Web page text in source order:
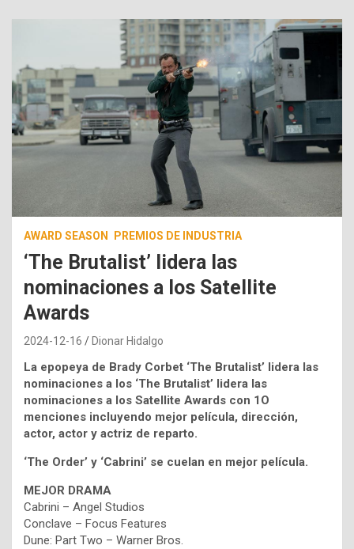
AWARD SEASON PREMIOS DE INDUSTRIA
‘The Brutalist’ lidera las
nominaciones a los Satellite
Awards
2024-12-16 Dionar Hidalgo
La epopeya de Brady Corbet ‘The Brutalist’ lidera las
nominaciones a los ‘The Brutalist’ lidera las
nominaciones a los Satellite Awards con 1O
menciones incluyendo mejor película, dirección,
actor, actor y actriz de reparto.
‘The Order’ y ‘Cabrini’ se cuelan en mejor película.
MEJOR DRAMA
Cabrini – Angel Studios
Conclave – Focus Features
Dune: Part Two – Warner Bros.